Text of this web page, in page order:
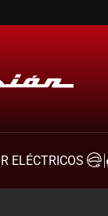
ELÉCTRICOS